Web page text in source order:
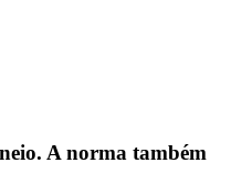
A norma também